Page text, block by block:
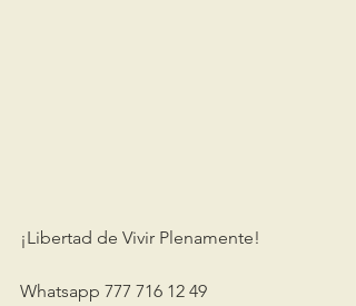
¡Libertad de Vivir Plenamente!
Whatsapp 777 716 12 49